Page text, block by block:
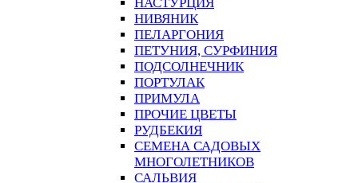
НИВЯНИК
ПЕЛАРГОНИЯ
ПЕТУНИЯ, СУРФИНИЯ
ПОДСОЛНЕЧНИК
ПОРТУЛАК
ПРИМУЛА
ПРОЧИЕ ЦВЕТЫ
РУДБЕКИЯ
СЕМЕНА САДОВЫХ
МНОГОЛЕТНИКОВ
САЛЬВИЯ